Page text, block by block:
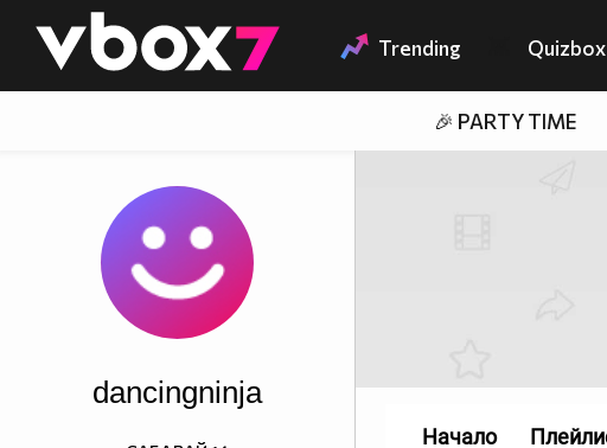
👾 Trending Quizbox
🎉 PARTY TIME
dancingninja
Начало